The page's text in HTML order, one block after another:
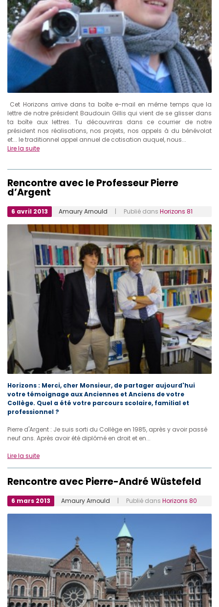
Cet Horizons arrive dans ta boîte e-mail en même temps que la
lettre de notre président Baudouin Gillis qui vient de se glisser dans
ta boîte aux lettres. Tu découvriras dans ce courrier de notre
président nos réalisations, nos projets, nos appels à du bénévolat
et... le traditionnel appel annuel de cotisation auquel, nous...
Lire la suite
Rencontre avec le Professeur Pierre
d’Argent
6 avril 2013 Amaury Arnould | Publié dans Horizons 81
Horizons : Merci, cher Monsieur, de partager aujourd'hui
votre témoignage aux Anciennes et Anciens de votre
Collège. Quel a été votre parcours scolaire, familial et
professionnel ?
Pierre d'Argent : Je suis sorti du Collège en 1985, après y avoir passé
neuf ans. Après avoir été diplômé en droit et en...
Lire la suite
Rencontre avec Pierre-André Wüstefeld
6 mars 2013 Amaury Arnould | Publié dans Horizons 80